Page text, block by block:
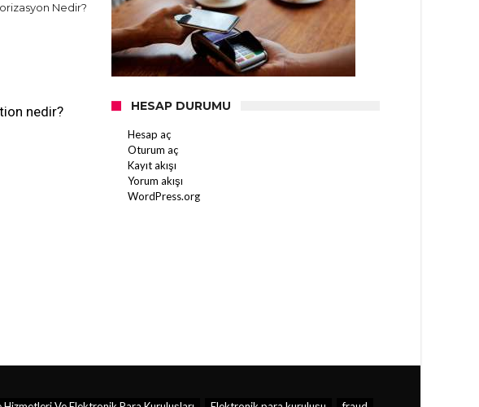
Nedir?
nedir? HESAP DURUMU
Hesap aç
Oturum aç
Kayıt akışı
Yorum akışı
WordPress.org